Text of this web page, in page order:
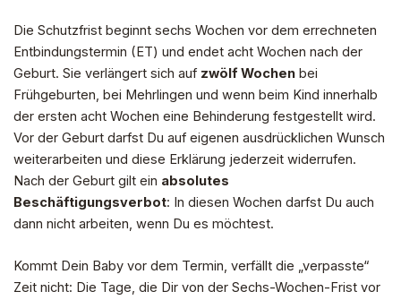
Die Schutzfrist beginnt sechs Wochen vor dem errechneten
Entbindungstermin (ET) und endet acht Wochen nach der
Geburt. Sie verlängert sich auf zwölf Wochenbei
Frühgeburten, bei Mehrlingen und wenn beim Kind innerhalb
der ersten acht Wochen eine Behinderung festgestellt wird.
Vor der Geburt darfst Du auf eigenen ausdrücklichen Wunsch
weiterarbeiten und diese Erklärung jederzeit widerrufen.
Nach der Geburt gilt ein absolutes
Beschäftigungsverbot: In diesen Wochen darfst Du auch
dann nicht arbeiten, wenn Du es möchtest.
Kommt Dein Baby vor dem Termin, verfällt die „verpasste“
Zeit nicht: Die Tage, die Dir von der Sechs-Wochen-Frist vor